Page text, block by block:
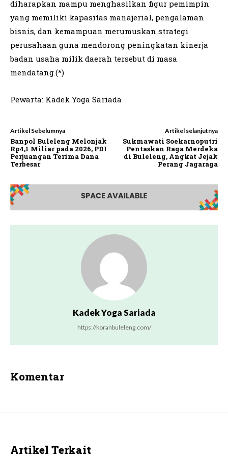
diharapkan mampu menghasilkan figur pemimpin
yang memiliki kapasitas manajerial, pengalaman
bisnis, dan kemampuan merumuskan strategi
perusahaan guna mendorong peningkatan kinerja
badan usaha milik daerah tersebut di masa
mendatang.(*)
Pewarta: Kadek Yoga Sariada
Artikel Sebelumnya
Banpol Buleleng Melonjak
Rp4,1 Miliar pada 2026, PDI
Perjuangan Terima Dana
Terbesar
Artikel selanjutnya
Sukmawati Soekarnoputri
Pentaskan Raga Merdeka
di Buleleng, Angkat Jejak
Perang Jagaraga
Kadek Yoga Sariada
https://koranbuleleng.com/
Komentar
Artikel Terkait